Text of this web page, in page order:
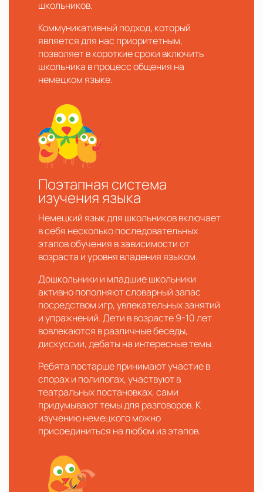
школьников.
Коммуникативный подход, который
является для нас приоритетным,
позволяет в короткие сроки включить
школьника в процесс общения на
немецком языке.
Поэтапная система
изучения языка
Немецкий язык для школьников включает
в себя несколько последовательных
этапов обучения в зависимости от
возраста и уровня владения языком.
Дошкольники и младшие школьники
активно пополняют словарный запас
посредством игр, увлекательных занятий
и упражнений. Дети в возрасте 9-10 лет
вовлекаются в различные беседы,
дискуссии, дебаты на интересные темы.
Ребята постарше принимают участие в
спорах и полилогах, участвуют в
театральных постановках, сами
придумывают темы для разговоров. К
изучению немецкого можно
присоединиться на любом из этапов.